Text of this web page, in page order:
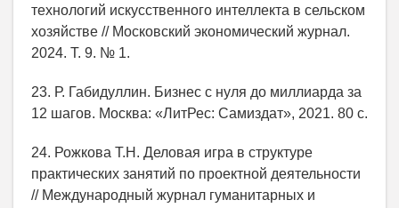
технологий искусственного интеллекта в сельском
хозяйстве // Московский экономический журнал.
2024. Т. 9. № 1.
23. Р. Габидуллин. Бизнес с нуля до миллиарда за
12 шагов. Москва: «ЛитРес: Самиздат», 2021. 80 с.
24. Рожкова Т.Н. Деловая игра в структуре
практических занятий по проектной деятельности
// Международный журнал гуманитарных и